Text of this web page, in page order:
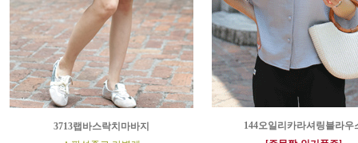
3713랩바스락치마바지
144오일리카라셔링블라우